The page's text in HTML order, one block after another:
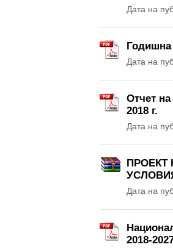
Дата на
Годишна
Дата на
Отчет
2018 г.
Дата на
ПРОЕКТ
Дата на
2018-